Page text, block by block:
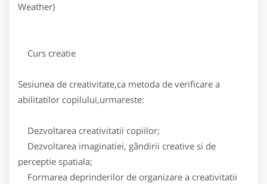
Weather)
Curs creatie
Sesiunea de creativitate,ca metoda de verificare a
abilitatilor copilului,urmareste:
Dezvoltarea creativitatii copiilor;
Dezvoltarea imaginatiei, gândirii creative si de
perceptie spatiala;
Formarea deprinderilor de organizare a creativitatii